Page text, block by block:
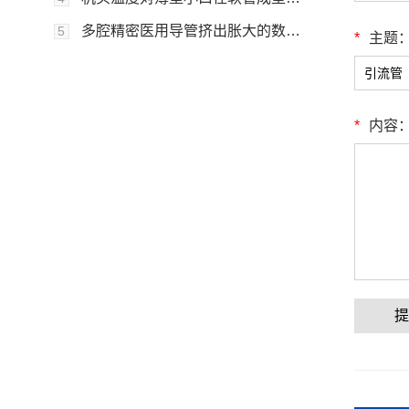
5 多腔精密医用导管挤出胀大的数值模拟分析 * 主题：
* 内容：